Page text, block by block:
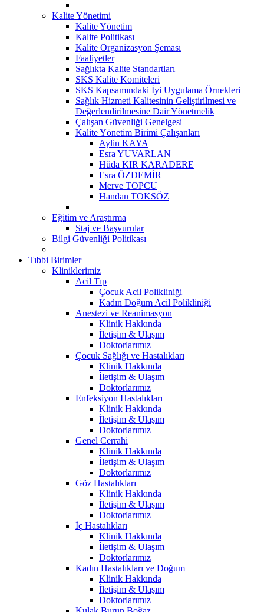
Kalite Yönetimi
Kalite Yönetim
Kalite Politikası
Kalite Organizasyon Şeması
Faaliyetler
Sağlıkta Kalite Standartları
SKS Kalite Komiteleri
SKS Kapsamındaki İyi Uygulama Örnekleri
Sağlık Hizmeti Kalitesinin Geliştirilmesi ve
Değerlendirilmesine Dair Yönetmelik
Çalışan Güvenliği Genelgesi
Kalite Yönetim Birimi Çalışanları
Aylin KAYA
Esra YUVARLAN
Hüda KIR KARADERE
Esra ÖZDEMİR
Merve TOPCU
Handan TOKSÖZ
Eğitim ve Araştırma
Staj ve Başvurular
Bilgi Güvenliği Politikası
Tıbbi Birimler
Kliniklerimiz
Acil Tıp
Çocuk Acil Polikliniği
Kadın Doğum Acil Polikliniği
Anestezi ve Reanimasyon
Klinik Hakkında
İletişim & Ulaşım
Doktorlarımız
Çocuk Sağlığı ve Hastalıkları
Klinik Hakkında
İletişim & Ulaşım
Doktorlarımız
Enfeksiyon Hastalıkları
Klinik Hakkında
İletişim & Ulaşım
Doktorlarımız
Genel Cerrahi
Klinik Hakkında
İletişim & Ulaşım
Doktorlarımız
Göz Hastalıkları
Klinik Hakkında
İletişim & Ulaşım
Doktorlarımız
İç Hastalıkları
Klinik Hakkında
İletişim & Ulaşım
Doktorlarımız
Kadın Hastalıkları ve Doğum
Klinik Hakkında
İletişim & Ulaşım
Doktorlarımız